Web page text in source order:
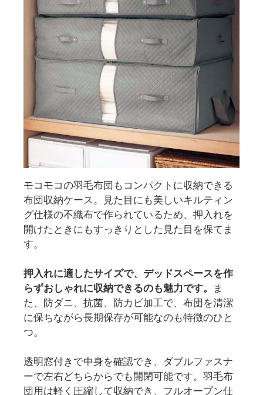
モコモコの羽毛布団もコンパクトに収納できる
布団収納ケース。見た目にも美しいキルティン
グ仕様の不織布で作られているため、押入れを
開けたときにもすっきりとした見た目を保てま
す。
押入れに適したサイズで、デッドスペースを作
らずおしゃれに収納できるのも魅力です。
ま
た、防ダニ、抗菌、防カビ加工で、布団を清潔
に保ちながら長期保存が可能なのも特徴のひと
つ。
透明窓付きで中身を確認でき、ダブルファスナ
ーで左右どちらからでも開閉可能です。羽毛布
団用は軽く圧縮して収納でき、フルオープン仕